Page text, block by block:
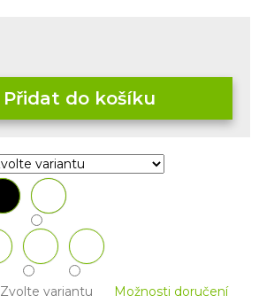
Zvolte variantu Možnosti doručení
Přidat do košíku